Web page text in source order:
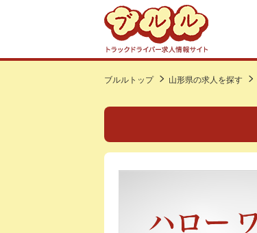
ブルルトップ 山形県の求人を探す